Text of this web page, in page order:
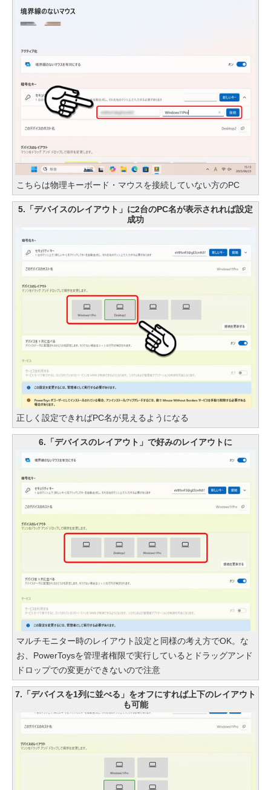
こちらは物理キーボード・マウスを接続していない方のPC
5.「デバイスのレイアウト」に2台のPC名が表示されれば設定
成功
正しく設定できればPC名が見えるようになる
6.「デバイスのレイアウト」で好みのレイアウトに
マルチモニター時のレイアウト設定と同様の考え方でOK。な
お、PowerToysを管理者権限で実行しているとドラッグアンド
ドロップでの変更ができないので注意
7.「デバイスを1列に並べる」をオフにすれば上下のレイアウト
も可能